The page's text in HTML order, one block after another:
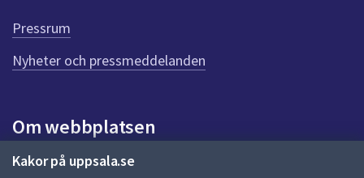
Kakor på uppsala.se
e
n
n
a
d
a
Pressrum
Nyheter och pressmeddelanden
Om webbplatsen
Om webbplatsen